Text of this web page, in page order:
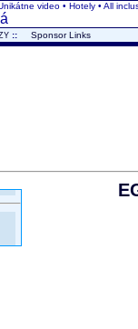
video • Hotely • All
:: Sponsor Links